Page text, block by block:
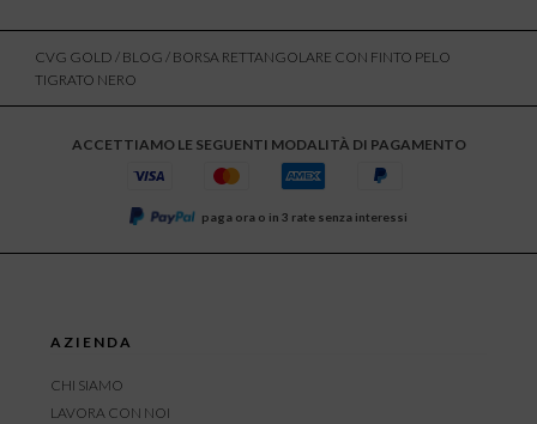
CVG GOLD / BLOG / BORSA RETTANGOLARE CON FINTO PELO
TIGRATO NERO
ACCETTIAMO LE SEGUENTI MODALITÀ DI PAGAMENTO
paga ora o in 3 rate senza interessi
AZIENDA
CHI SIAMO
LAVORA CON NOI